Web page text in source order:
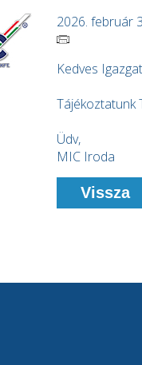
2026. február
Kedves
Tájékoztatunk
Üdv,
MIC Iroda
Vissza